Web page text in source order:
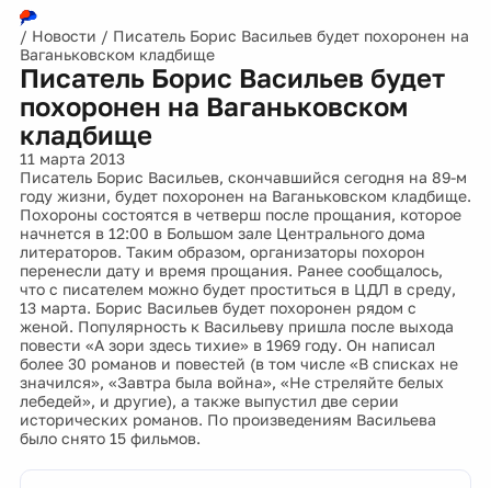
/ Новости / Писатель Борис Васильев будет похоронен на
Ваганьковском кладбище
Писатель Борис Васильев будет
похоронен на Ваганьковском
кладбище
11 марта 2013
Писатель Борис Васильев, скончавшийся сегодня на 89-м
году жизни, будет похоронен на Ваганьковском кладбище.
Похороны состоятся в четверш после прощания, которое
начнется в 12:00 в Большом зале Центрального дома
литераторов. Таким образом, организаторы похорон
перенесли дату и время прощания. Ранее сообщалось,
что с писателем можно будет проститься в ЦДЛ в среду,
13 марта. Борис Васильев будет похоронен рядом с
женой. Популярность к Васильеву пришла после выхода
повести «А зори здесь тихие» в 1969 году. Он написал
более 30 романов и повестей (в том числе «В списках не
значился», «Завтра была война», «Не стреляйте белых
лебедей», и другие), а также выпустил две серии
исторических романов. По произведениям Васильева
было снято 15 фильмов.